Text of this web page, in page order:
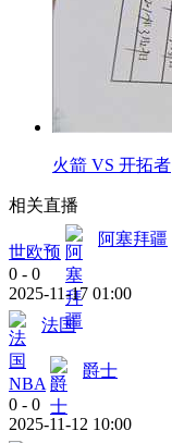
火箭 VS 开拓者
相关直播
世欧预
阿塞拜疆
0 - 0
2025-11-17 01:00
法国
NBA
爵士
0 - 0
2025-11-12 10:00